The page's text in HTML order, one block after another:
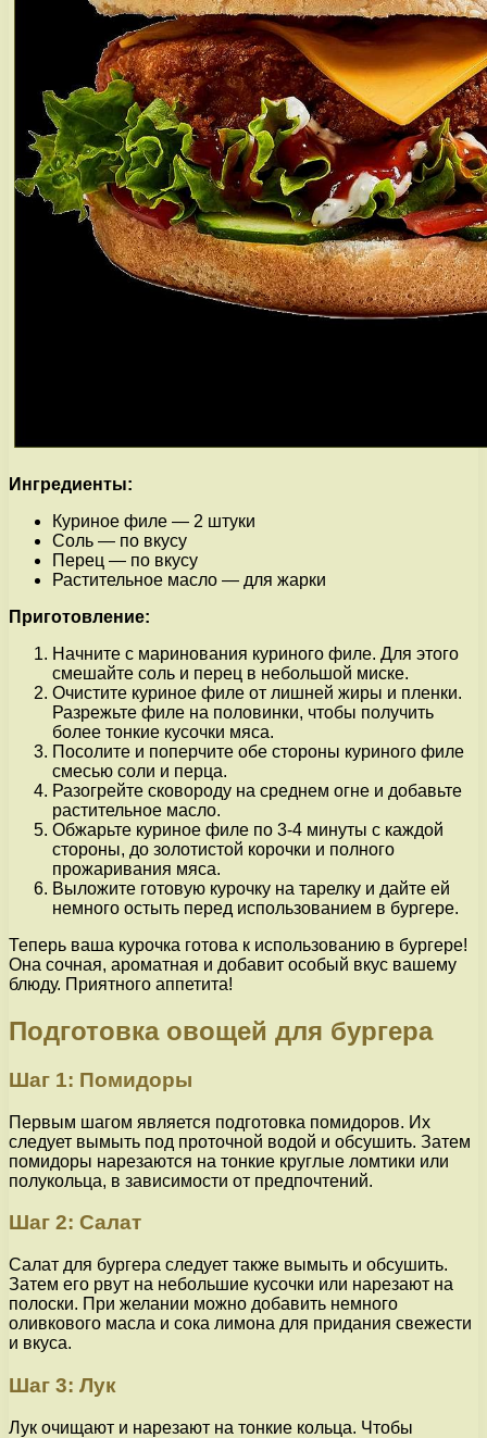
Ингредиенты:
Куриное филе — 2 штуки
Соль — по вкусу
Перец — по вкусу
Растительное масло — для жарки
Приготовление:
Начните с маринования куриного филе. Для этого
смешайте соль и перец в небольшой миске.
Очистите куриное филе от лишней жиры и пленки.
Разрежьте филе на половинки, чтобы получить
более тонкие кусочки мяса.
Посолите и поперчите обе стороны куриного филе
смесью соли и перца.
Разогрейте сковороду на среднем огне и добавьте
растительное масло.
Обжарьте куриное филе по 3-4 минуты с каждой
стороны, до золотистой корочки и полного
прожаривания мяса.
Выложите готовую курочку на тарелку и дайте ей
немного остыть перед использованием в бургере.
Теперь ваша курочка готова к использованию в бургере!
Она сочная, ароматная и добавит особый вкус вашему
блюду. Приятного аппетита!
Подготовка овощей для бургера
Шаг 1: Помидоры
Первым шагом является подготовка помидоров. Их
следует вымыть под проточной водой и обсушить. Затем
помидоры нарезаются на тонкие круглые ломтики или
полукольца, в зависимости от предпочтений.
Шаг 2: Салат
Салат для бургера следует также вымыть и обсушить.
Затем его рвут на небольшие кусочки или нарезают на
полоски. При желании можно добавить немного
оливкового масла и сока лимона для придания свежести
и вкуса.
Шаг 3: Лук
Лук очищают и нарезают на тонкие кольца. Чтобы